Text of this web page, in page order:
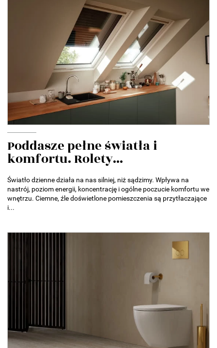
Poddasze pełne światła i
komfortu. Rolety...
Światło dzienne działa na nas silniej, niż sądzimy. Wpływa na
nastrój, poziom energii, koncentrację i ogólne poczucie komfortu we
wnętrzu. Ciemne, źle doświetlone pomieszczenia są przytłaczające
i...